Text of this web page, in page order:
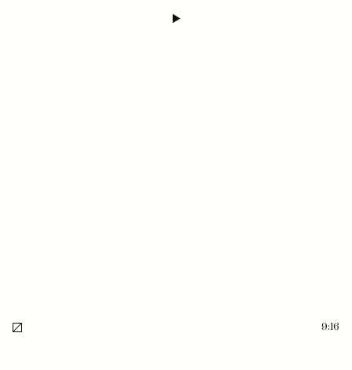
9:16